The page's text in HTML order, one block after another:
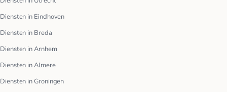
Diensten in Eindhoven
Diensten in Breda
Diensten in Arnhem
Diensten in Almere
Diensten in Groningen